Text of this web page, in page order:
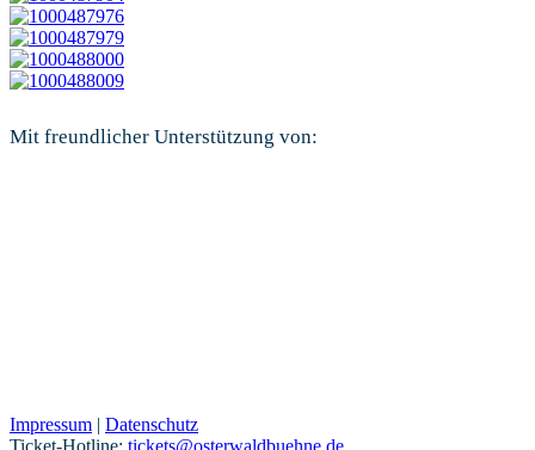
Mit freundlicher Unterstützung von:
Impressum | Datenschutz
Ticket-Hotline: tickets@osterwaldbuehne.de